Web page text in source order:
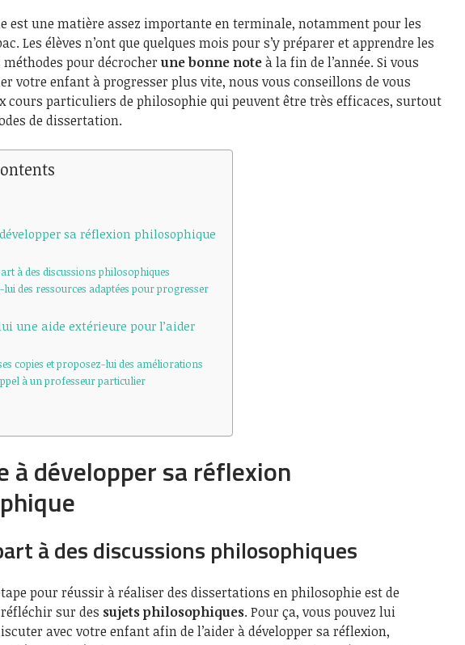
est une matière assez importante en terminale, notamment pour les
Les élèves n’ont que quelques mois pour s’y préparer et apprendre les
pour décrocher une bonne noteà la fin de l’année. Si vous
votre enfant à progresser plus vite, nous vous conseillons de vous
cours particuliers de philosophie qui peuvent être très efficaces, surtout
de dissertation.
sa réflexion philosophique
à des discussions philosophiques
des ressources adaptées pour progresser
une aide extérieure pour l’aider
copies et proposez-lui des améliorations
à un professeur particulier
à développer sa réflexion
à des discussions philosophiques
pour réussir à réaliser des dissertations en philosophie est de
sur des sujets philosophiques. Pour ça, vous pouvez lui
avec votre enfant afin de l’aider à développer sa réflexion,